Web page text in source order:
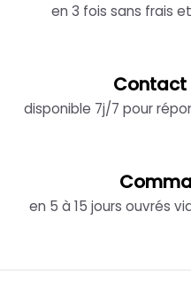
en 3 fois sans frais
Contact
disponible 7j/7 pour
en 5 à 15 jours ouvrés